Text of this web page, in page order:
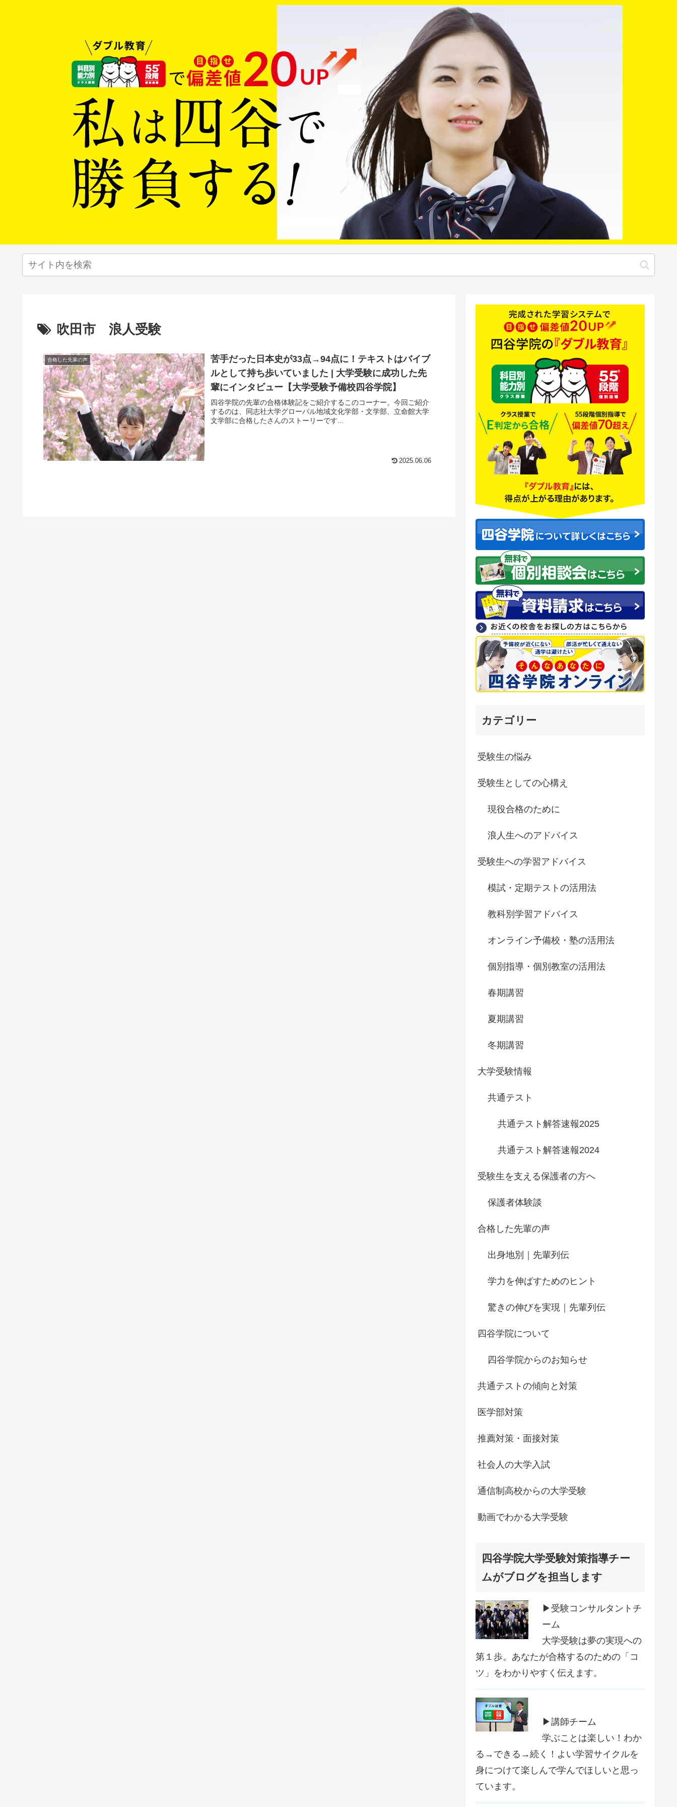
吹田市 浪人受験
合格した先輩の声
苦手だった日本史が33点→94点に！テキストはバイブ
ルとして持ち歩いていました | 大学受験に成功した先
輩にインタビュー【大学受験予備校四谷学院】
四谷学院の先輩の合格体験記をご紹介するこのコーナー。今回ご紹介
するのは、同志社大学グローバル地域文化学部・文学部、立命館大学
文学部に合格したさんのストーリーです...
2025.06.06
カテゴリー
受験生の悩み
受験生としての心構え
現役合格のために
浪人生へのアドバイス
受験生への学習アドバイス
模試・定期テストの活用法
教科別学習アドバイス
オンライン予備校・塾の活用法
個別指導・個別教室の活用法
春期講習
夏期講習
冬期講習
大学受験情報
共通テスト
共通テスト解答速報2025
共通テスト解答速報2024
受験生を支える保護者の方へ
保護者体験談
合格した先輩の声
出身地別｜先輩列伝
学力を伸ばすためのヒント
驚きの伸びを実現｜先輩列伝
四谷学院について
四谷学院からのお知らせ
共通テストの傾向と対策
医学部対策
推薦対策・面接対策
社会人の大学入試
通信制高校からの大学受験
動画でわかる大学受験
四谷学院大学受験対策指導チー
ムがブログを担当します
▶受験コンサルタントチ
ーム
大学受験は夢の実現への
第１歩。あなたが合格するのための「コ
ツ」をわかりやすく伝えます。
▶講師チーム
学ぶことは楽しい！わか
る→できる→続く！よい学習サイクルを
身につけて楽しんで学んでほしいと思っ
ています。